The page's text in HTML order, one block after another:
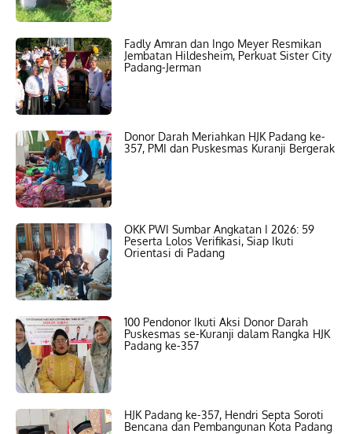
Fadly Amran dan Ingo Meyer Resmikan
Jembatan Hildesheim, Perkuat Sister City
Padang-Jerman
Donor Darah Meriahkan HJK Padang ke-
357, PMI dan Puskesmas Kuranji Bergerak
OKK PWI Sumbar Angkatan I 2026: 59
Peserta Lolos Verifikasi, Siap Ikuti
Orientasi di Padang
100 Pendonor Ikuti Aksi Donor Darah
Puskesmas se-Kuranji dalam Rangka HJK
Padang ke-357
HJK Padang ke-357, Hendri Septa Soroti
Bencana dan Pembangunan Kota Padang